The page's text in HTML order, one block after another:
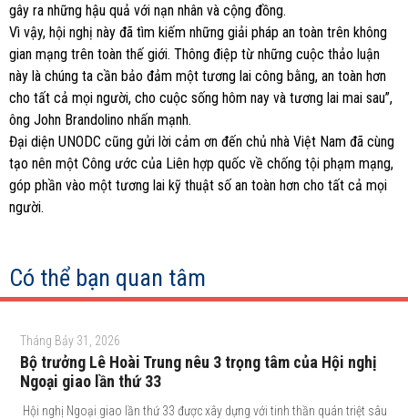
gây ra những hậu quả với nạn nhân và cộng đồng.
Vì vậy, hội nghị này đã tìm kiếm những giải pháp an toàn trên không
gian mạng trên toàn thế giới. Thông điệp từ những cuộc thảo luận
này là chúng ta cần bảo đảm một tương lai công bằng, an toàn hơn
cho tất cả mọi người, cho cuộc sống hôm nay và tương lai mai sau”,
ông John Brandolino nhấn mạnh.
Đại diện UNODC cũng gửi lời cảm ơn đến chủ nhà Việt Nam đã cùng
tạo nên một Công ước của Liên hợp quốc về chống tội phạm mạng,
góp phần vào một tương lai kỹ thuật số an toàn hơn cho tất cả mọi
người.
Có thể bạn quan tâm
Tháng Bảy 31, 2026
Bộ trưởng Lê Hoài Trung nêu 3 trọng tâm của Hội nghị
Ngoại giao lần thứ 33
Hội nghị Ngoại giao lần thứ 33 được xây dựng với tinh thần quán triệt sâu